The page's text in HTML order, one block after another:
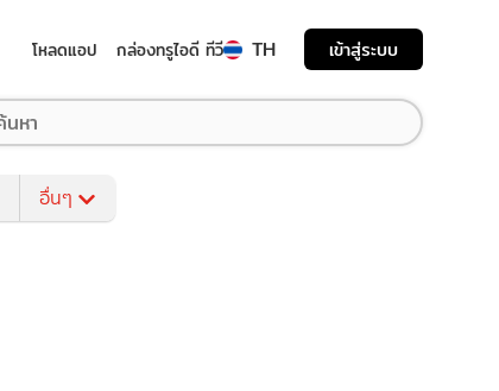
โหลดแอป กล่องทรูไอดี ทีวี TH เข้าสู่ระบบ
อื่นๆ